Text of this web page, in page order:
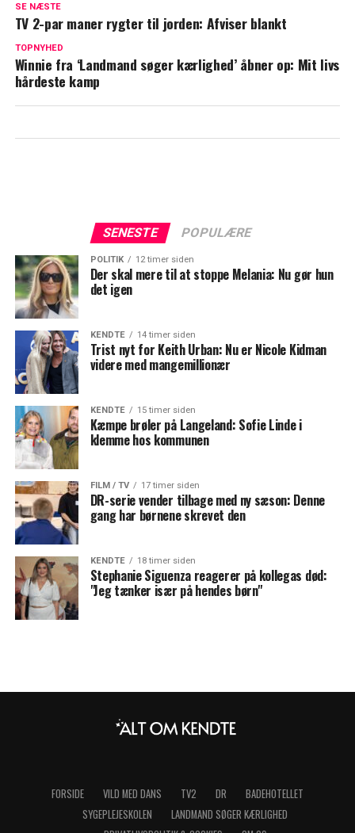
spørgsmålet
du tror
SE NÆSTE
TV 2-par maner rygter til jorden: Afviser blankt
TOPNYHED
Winnie fra ‘Landmand søger kærlighed’ åbner op: Mit livs
hårdeste kamp
SENESTE POPULÆRE
POLITIK 12 timer siden
Der skal mere til at stoppe Melania: Nu gør hun
det igen
KENDTE 14 timer siden
Trist nyt for Keith Urban: Nu er Nicole Kidman
videre med mangemillionær
KENDTE 15 timer siden
Kæmpe brøler på Langeland: Sofie Linde i
klemme hos kommunen
FILM / TV 17 timer siden
DR-serie vender tilbage med ny sæson: Denne
gang har børnene skrevet den
KENDTE 18 timer siden
Stephanie Siguenza reagerer på kollegas død:
"Jeg tænker især på hendes børn"
FORSIDE VILD MED DANS TV2 DR
BADEHOTELLET
SYGEPLEJESKOLEN
LANDMAND SØGER KÆRLIGHED